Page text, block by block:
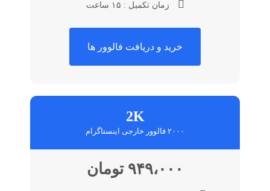
زمان تکمیل : ۱۵ ساعت
خرید و دریافت فالوور ها
2K
۲۰۰۰ فالوور خارجی اینستاگرام
۹۴۹،۰۰۰ تومان